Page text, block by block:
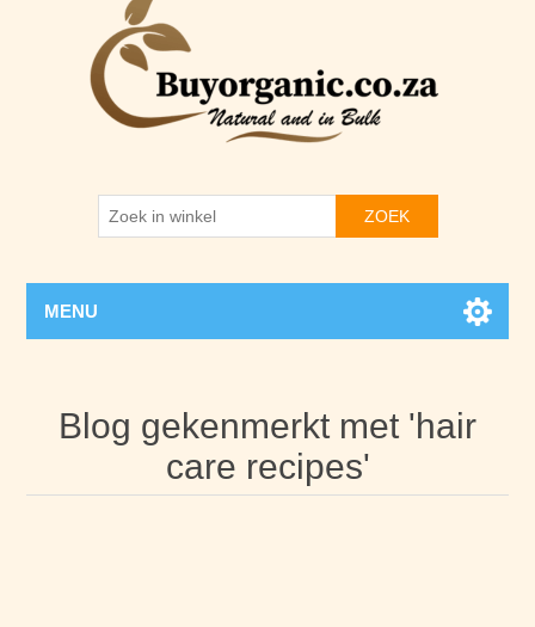
ZOEK
MENU
Blog gekenmerkt met 'hair
care recipes'